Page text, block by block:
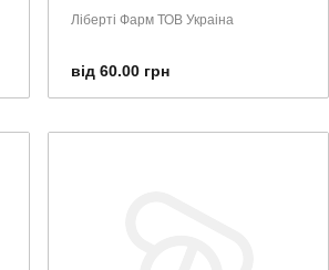
Ліберті Фарм ТОВ Украіна
від 60.00 грн